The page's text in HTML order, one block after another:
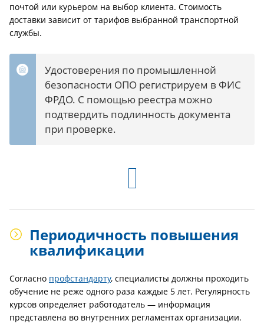
почтой или курьером на выбор клиента. Стоимость
доставки зависит от тарифов выбранной транспортной
службы.
Удостоверения по промышленной
безопасности ОПО регистрируем в ФИС
ФРДО. С помощью реестра можно
подтвердить подлинность документа
при проверке.
Периодичность повышения
квалификации
Согласно профстандарту, специалисты должны проходить
обучение не реже одного раза каждые 5 лет. Регулярность
курсов определяет работодатель — информация
представлена во внутренних регламентах организации.